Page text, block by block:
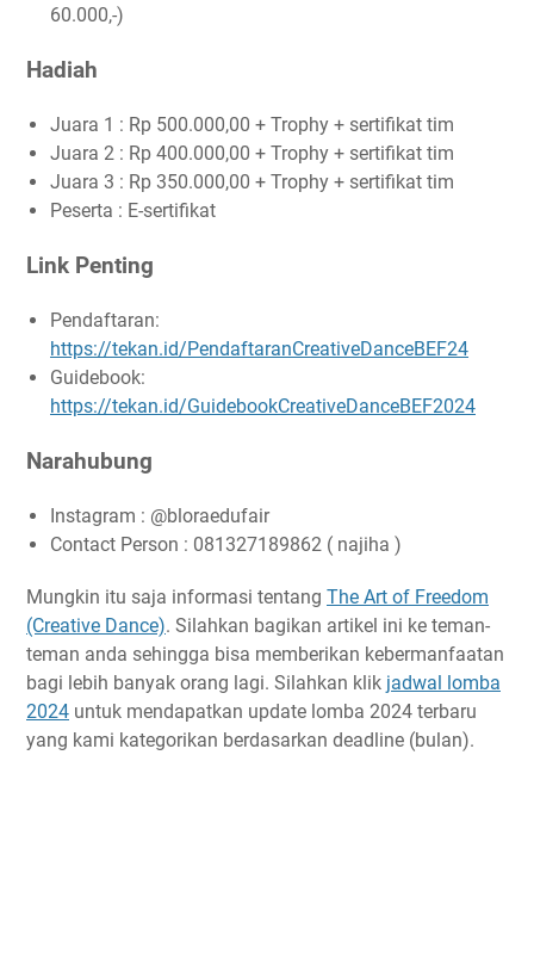
60.000,-)
Hadiah
Juara 1 : Rp 500.000,00 + Trophy + sertifikat tim
Juara 2 : Rp 400.000,00 + Trophy + sertifikat tim
Juara 3 : Rp 350.000,00 + Trophy + sertifikat tim
Peserta : E-sertifikat
Link Penting
Pendaftaran:
https://tekan.id/PendaftaranCreativeDanceBEF24
Guidebook:
https://tekan.id/GuidebookCreativeDanceBEF2024
Narahubung
Instagram : @bloraedufair
Contact Person : 081327189862 ( najiha )
Mungkin itu saja informasi tentang The Art of Freedom
(Creative Dance). Silahkan bagikan artikel ini ke teman-
teman anda sehingga bisa memberikan kebermanfaatan
bagi lebih banyak orang lagi. Silahkan klik jadwal lomba
2024 untuk mendapatkan update lomba 2024 terbaru
yang kami kategorikan berdasarkan deadline (bulan).